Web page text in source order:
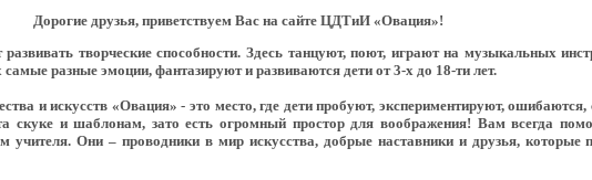
Дорогие друзья, приветствуем Вас на сайте ЦДТиИ «Овация»!
творческие способности. Здесь танцуют, поют, играют на музыкальных
разные эмоции, фантазируют и развиваются дети от 3-х до 18-ти лет.
и искусств «Овация» - это место, где дети пробуют, экспериментируют, ошибаются,
скуке и шаблонам, зато есть огромный простор для воображения! Вам всегда
Они – проводники в мир искусства, добрые наставники и друзья, которые